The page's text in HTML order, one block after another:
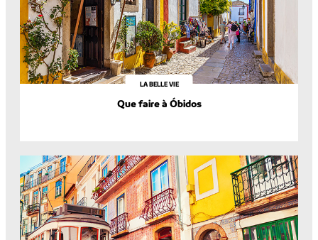
LA BELLE VIE
Que faire à Óbidos